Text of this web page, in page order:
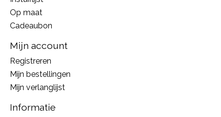
Op maat
Cadeaubon
Mijn account
Registreren
Mijn bestellingen
Mijn verlanglijst
Informatie